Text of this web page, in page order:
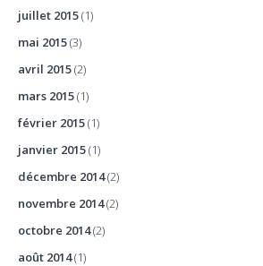
juillet 2015(1)
mai 2015(3)
avril 2015(2)
mars 2015(1)
février 2015(1)
janvier 2015(1)
décembre 2014(2)
novembre 2014(2)
octobre 2014(2)
août 2014(1)